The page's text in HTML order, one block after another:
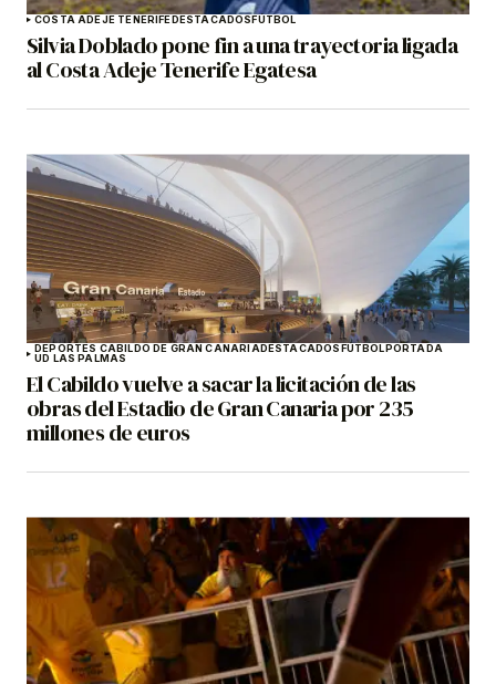
COSTA ADEJE TENERIFE DESTACADOS FÚTBOL
Silvia Doblado pone fin a una trayectoria ligada
al Costa Adeje Tenerife Egatesa
DEPORTES CABILDO DE GRAN CANARIADESTACADOS FÚTBOL PORTADA
UD LAS PALMAS
El Cabildo vuelve a sacar la licitación de las
obras del Estadio de Gran Canaria por 235
millones de euros